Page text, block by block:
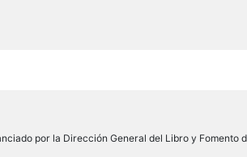
por la Dirección General del Libro y Fomento